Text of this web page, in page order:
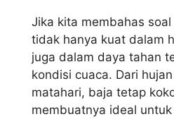
Jika kita membahas
tidak hanya kuat dalam
juga dalam daya tahan
kondisi cuaca. Dari
matahari, baja tetap
membuatnya ideal